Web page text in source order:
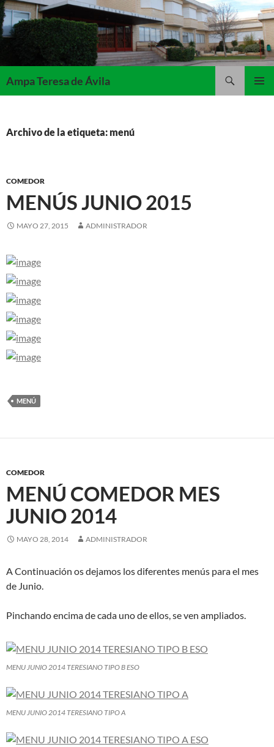
Saltar
al
contenido
Ampa Teresa de Ávila
Archivo de la etiqueta: menú
COMEDOR
MENÚS JUNIO 2015
MAYO 27, 2015 ADMINISTRADOR
MENÚ
COMEDOR
MENÚ COMEDOR MES
JUNIO 2014
MAYO 28, 2014 ADMINISTRADOR
A Continuación os dejamos los diferentes menús para el mes
de Junio.
Pinchando encima de cada uno de ellos, se ven ampliados.
MENU JUNIO 2014 TERESIANO TIPO B ESO
MENU JUNIO 2014 TERESIANO TIPO A